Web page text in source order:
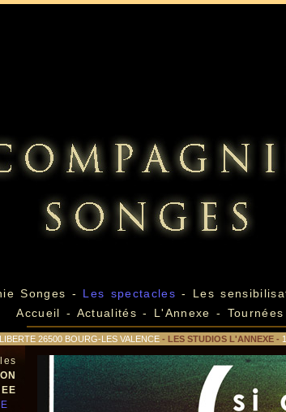
Songes - Les spectacles- Les
Accueil - Actualités - L'Annexe - Tournées
26500 BOURG-LES VALENCE- LES STUDIOS L'ANNEXE -